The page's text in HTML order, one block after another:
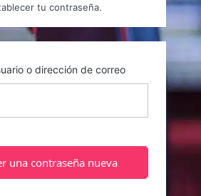
tu contraseña.
o dirección de correo